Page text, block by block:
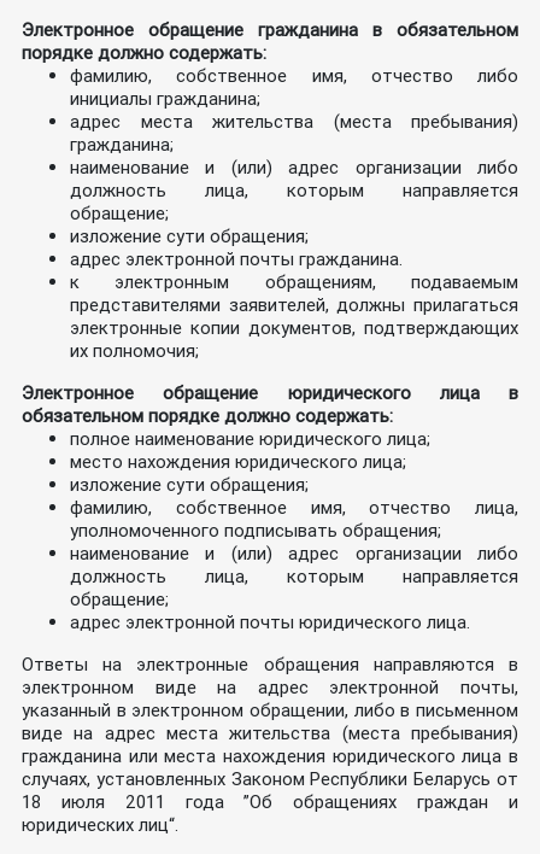
Электронное обращение гражданина в обязательном
порядке должно содержать:
фамилию, собственное имя, отчество либо
инициалы гражданина;
адрес места жительства (места пребывания)
гражданина;
наименование и (или) адрес организации либо
должность лица, которым направляется
обращение;
изложение сути обращения;
адрес электронной почты гражданина.
к электронным обращениям, подаваемым
представителями заявителей, должны прилагаться
электронные копии документов, подтверждающих
их полномочия;
Электронное обращение юридического лица в
обязательном порядке должно содержать:
полное наименование юридического лица;
место нахождения юридического лица;
изложение сути обращения;
фамилию, собственное имя, отчество лица,
уполномоченного подписывать обращения;
наименование и (или) адрес организации либо
должность лица, которым направляется
обращение;
адрес электронной почты юридического лица.
Ответы на электронные обращения направляются в
электронном виде на адрес электронной почты,
указанный в электронном обращении, либо в письменном
виде на адрес места жительства (места пребывания)
гражданина или места нахождения юридического лица в
случаях, установленных Законом Республики Беларусь от
18 июля 2011 года ”Об обращениях граждан и
юридических лиц“.